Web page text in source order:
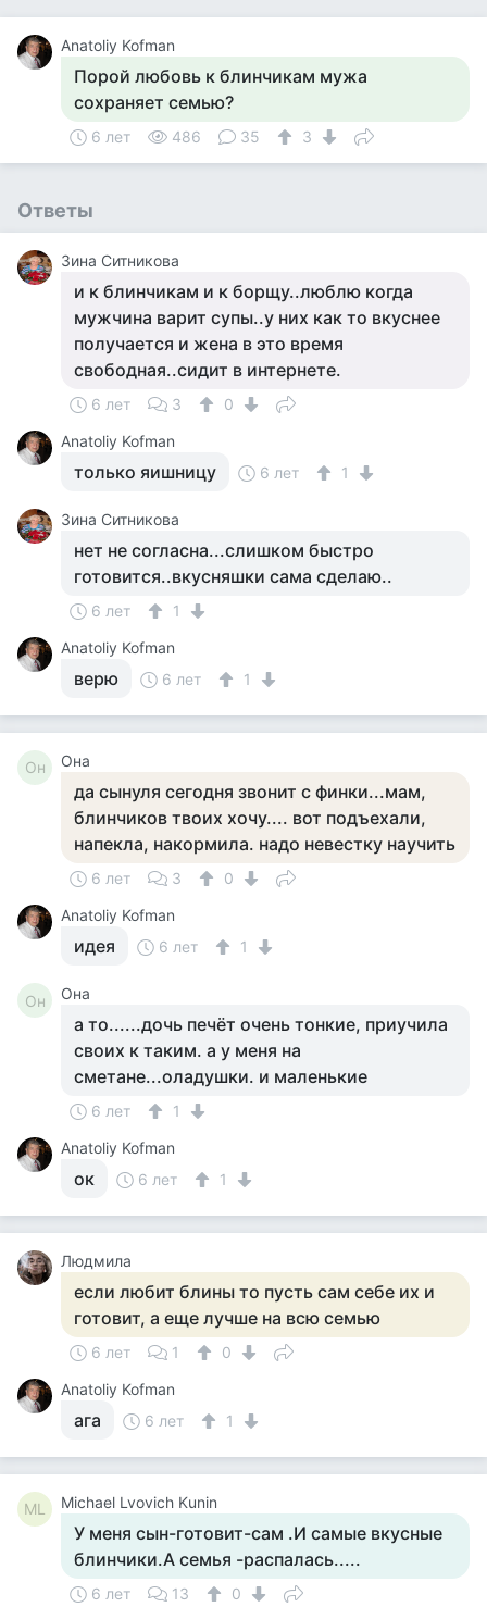
Anatoliy Kofman
Порой любовь к блинчикам мужа
сохраняет семью?
6 лет 486 35 3
Ответы
Зина Ситникова
и к блинчикам и к борщу..люблю когда
мужчина варит супы..у них как то вкуснее
получается и жена в это время
свободная..сидит в интернете.
6 лет 3
0
Anatoliy Kofman
только яишницу 6 лет 1
Зина Ситникова
нет не согласна...слишком быстро
готовится..вкусняшки сама сделаю..
6 лет
1
Anatoliy Kofman
верю 6 лет 1
Он Она
да сынуля сегодня звонит с финки...мам,
блинчиков твоих хочу.... вот подъехали,
напекла, накормила. надо невестку научить
6 лет 3
0
Anatoliy Kofman
идея 6 лет 1
Он Она
а то......дочь печёт очень тонкие, приучила
своих к таким. а у меня на
сметане...оладушки. и маленькие
6 лет
1
Anatoliy Kofman
ок 6 лет 1
Людмила
если любит блины то пусть сам себе их и
готовит, а еще лучше на всю семью
6 лет 1
0
Anatoliy Kofman
ага 6 лет 1
ML Michael Lvovich Kunin
У меня сын-готовит-сам .И самые вкусные
блинчики.А семья -распалась.....
6 лет 13
0